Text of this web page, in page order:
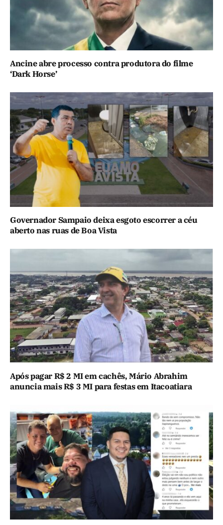
Ancine abre processo contra produtora do filme
‘Dark Horse’
Governador Sampaio deixa esgoto escorrer a céu
aberto nas ruas de Boa Vista
Após pagar R$ 2 MI em cachês, Mário Abrahim
anuncia mais R$ 3 MI para festas em Itacoatiara